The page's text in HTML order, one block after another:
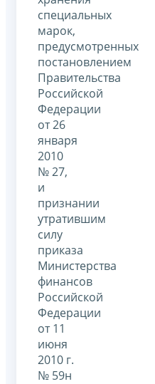
специальных
марок,
предусмотренных
постановлением
Правительства
Российской
Федерации
от 26
января
2010
№ 27,
и
признании
утратившим
силу
приказа
Министерства
финансов
Российской
Федерации
от 11
июня
2010 г.
№ 59н